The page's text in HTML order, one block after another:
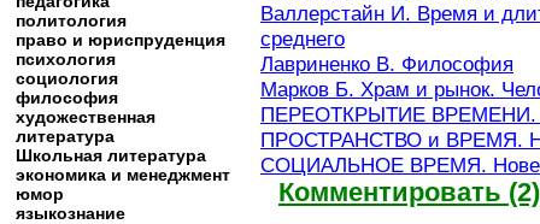
политология
право и юриспруденция
психология
социология
философия
художественная
литература
Школьная литература
экономика и менеджмент
юмор
языкознание
Валлерстайн И. Время и
среднего
Лавриненко В. Философия
Марков Б. Храм и рынок.
ПЕРЕОТКРЫТИЕ ВРЕМЕНИ.
ПРОСТРАНСТВО и ВРЕМЯ.
СОЦИАЛЬНОЕ ВРЕМЯ.
Комментировать (2)